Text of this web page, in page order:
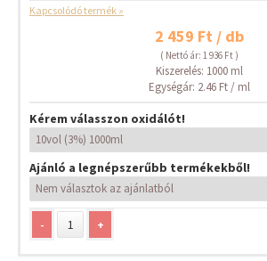
Kapcsolódó termék »
2 459 Ft / db
( Nettó ár: 1 936 Ft )
Kiszerelés: 1000 ml
Egységár: 2.46 Ft / ml
Kérem válasszon oxidálót!
Ajánló a legnépszerűbb termékekből!
- +